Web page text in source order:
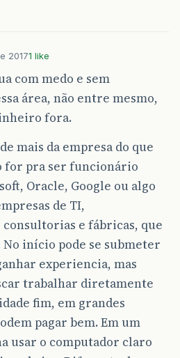
20171 like
com medo e sem
área, não entre mesmo,
fora.
mais da empresa do que
for pra ser funcionário
Oracle, Google ou algo
de TI,
e fábricas, que
início pode se submeter
experiencia, mas
trabalhar diretamente
fim, em grandes
pagar bem. Em um
usar o computador claro